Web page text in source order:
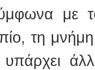
με
τη
υπάρχει